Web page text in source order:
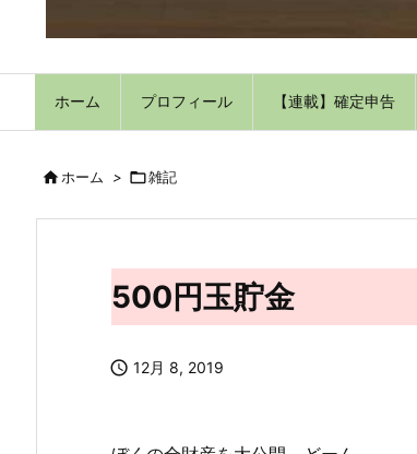
ホーム プロフィール 【連載】確定申告
ホーム > 雑記
500円玉貯金
 12月 8, 2019